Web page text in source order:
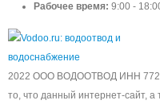
Рабочее время: 9:00 -
2022 ООО ВОДООТВОД ИНН
то, что данный интернет-сайт,